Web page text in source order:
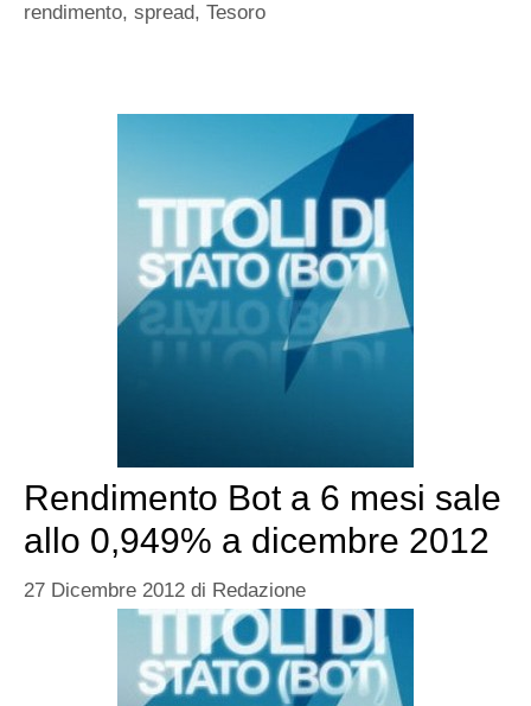
rendimento, spread, Tesoro
Rendimento Bot a 6 mesi sale
allo 0,949% a dicembre 2012
27 Dicembre 2012 di Redazione